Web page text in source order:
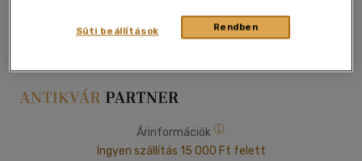
Árinformációk
Ingyen szállítás 15 000 Ft felett
Rendben
Süti beállítások